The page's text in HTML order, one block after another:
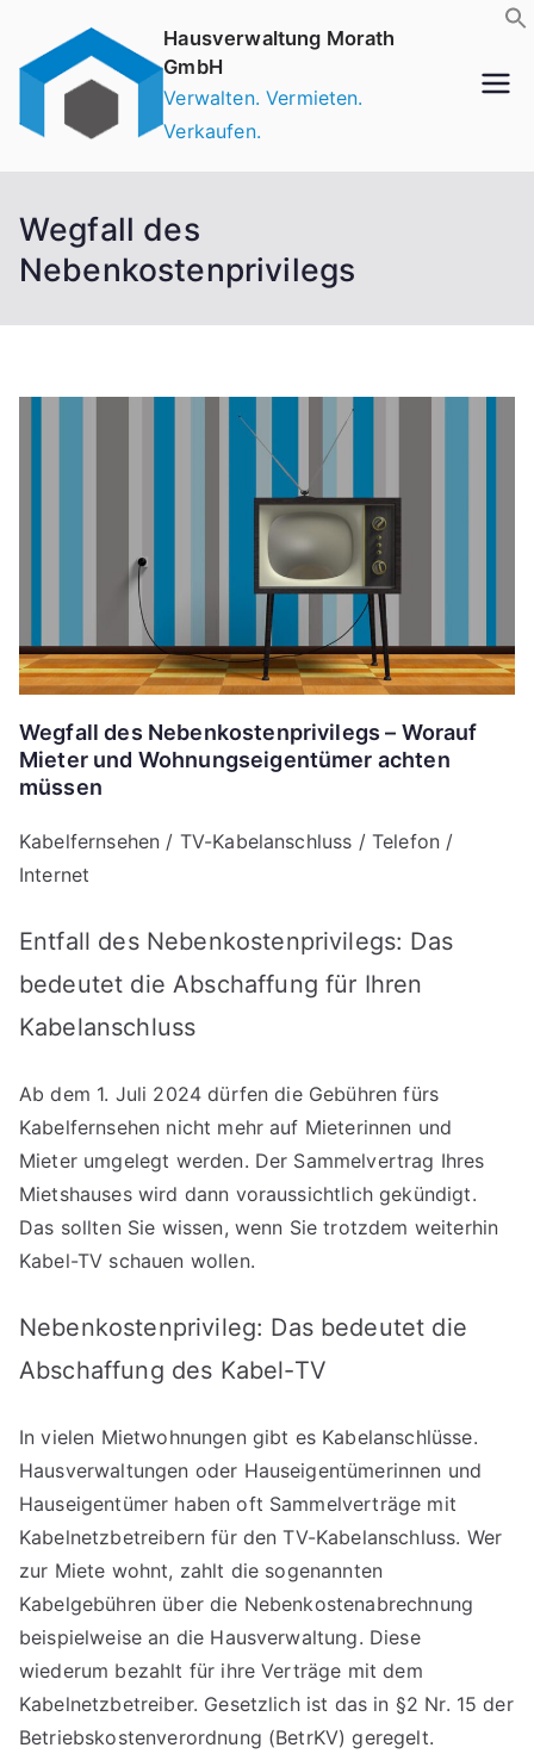
Inhalt
springen
Hausverwaltung Morath
GmbH
Verwalten. Vermieten.
Verkaufen.
Wegfall des
Nebenkostenprivilegs
Wegfall des Nebenkostenprivilegs – Worauf
Mieter und Wohnungseigentümer achten
müssen
Kabelfernsehen / TV-Kabelanschluss / Telefon /
Internet
Entfall des Nebenkostenprivilegs: Das
bedeutet die Abschaffung für Ihren
Kabelanschluss
Ab dem 1. Juli 2024 dürfen die Gebühren fürs
Kabelfernsehen nicht mehr auf Mieterinnen und
Mieter umgelegt werden. Der Sammelvertrag Ihres
Mietshauses wird dann voraussichtlich gekündigt.
Das sollten Sie wissen, wenn Sie trotzdem weiterhin
Kabel-TV schauen wollen.
Nebenkostenprivileg: Das bedeutet die
Abschaffung des Kabel-TV
In vielen Mietwohnungen gibt es Kabelanschlüsse.
Hausverwaltungen oder Hauseigentümerinnen und
Hauseigentümer haben oft Sammelverträge mit
Kabelnetzbetreibern für den TV-Kabelanschluss. Wer
zur Miete wohnt, zahlt die sogenannten
Kabelgebühren über die Nebenkostenabrechnung
beispielweise an die Hausverwaltung. Diese
wiederum bezahlt für ihre Verträge mit dem
Kabelnetzbetreiber. Gesetzlich ist das in §2 Nr. 15 der
Betriebskostenverordnung (BetrKV) geregelt.